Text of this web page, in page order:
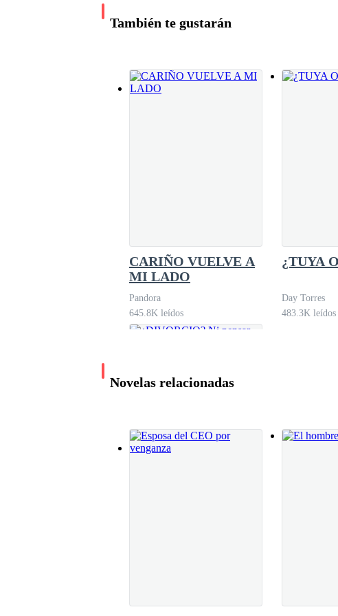
También te gustarán
CARIÑO VUELVE A
MI LADO
Pandora
645.8K leídos
¿TUYA
Day Torres
483.3K leídos
Novelas relacionadas